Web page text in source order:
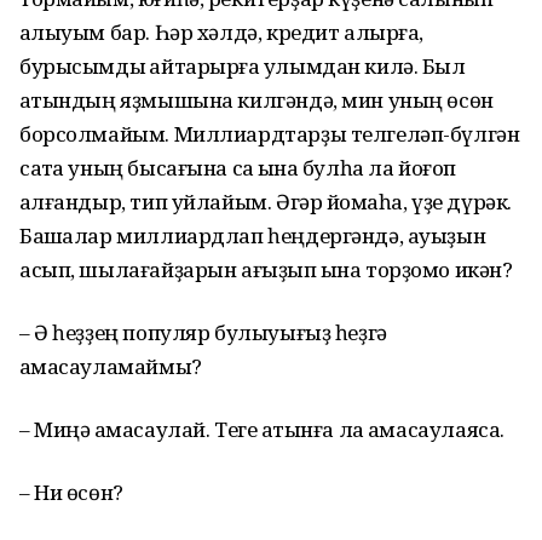
ҡалыуым бар. Һәр хәлдә, кредит алырға,
бурысымды ҡайтарырға ҡулымдан килә. Был
ҡатындың яҙмышына килгәндә, мин уның өсөн
борсолмайым. Миллиардтарҙы телгеләп-бүлгән
саҡта уның бысағына саҡ ҡына булһа ла йоғоп
ҡалғандыр, тип уйлайым. Әгәр йоҡмаһа, үҙе дүрәк.
Башҡалар миллиардлап һеңдергәндә, ауыҙын
асып, шылағайҙарын ағыҙып ҡына торҙомо икән?
– Ә һеҙҙең популяр булыуығыҙ һеҙгә
ҡамасауламаймы?
– Миңә ҡамасаулай. Теге ҡатынға ла ҡамасаулаясаҡ.
– Ни өсөн?